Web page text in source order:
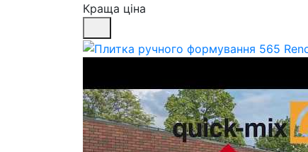
Краща ціна